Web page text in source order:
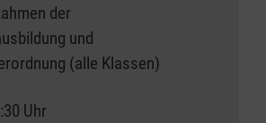
der
und
(alle Klassen)
Uhr